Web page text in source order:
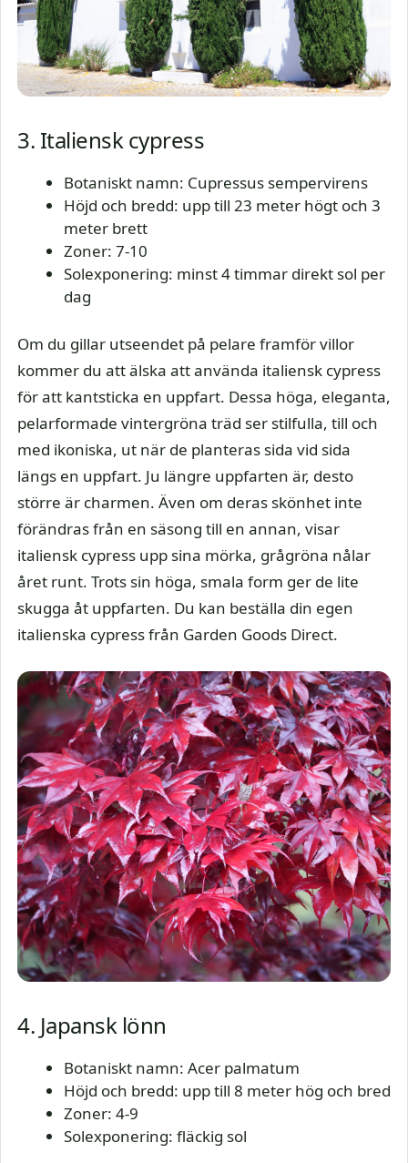
3. Italiensk cypress
Botaniskt namn: Cupressus sempervirens
Höjd och bredd: upp till 23 meter högt och 3
meter brett
Zoner: 7-10
Solexponering: minst 4 timmar direkt sol per
dag
Om du gillar utseendet på pelare framför villor
kommer du att älska att använda italiensk cypress
för att kantsticka en uppfart. Dessa höga, eleganta,
pelarformade vintergröna träd ser stilfulla, till och
med ikoniska, ut när de planteras sida vid sida
längs en uppfart. Ju längre uppfarten är, desto
större är charmen. Även om deras skönhet inte
förändras från en säsong till en annan, visar
italiensk cypress upp sina mörka, grågröna nålar
året runt. Trots sin höga, smala form ger de lite
skugga åt uppfarten. Du kan beställa din egen
italienska cypress från Garden Goods Direct.
4. Japansk lönn
Botaniskt namn: Acer palmatum
Höjd och bredd: upp till 8 meter hög och bred
Zoner: 4-9
Solexponering: fläckig sol